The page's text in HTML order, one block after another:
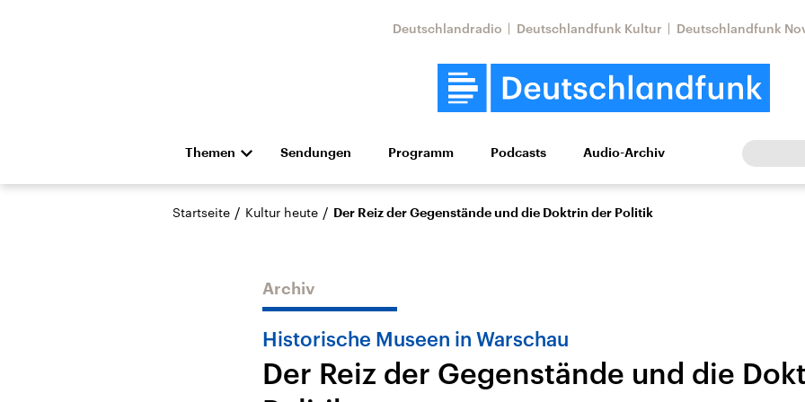
Deutschlandradio Deutschlandfunk Kultur Deutschlandfunk
Themen
Die Nachrichten Politik Wirtschaft Wissen Kultur Europa
Hörspiel und Feature Musik
Landtagswahl Sachsen-
USA
Nahostkonflikt
Iran
Sendungen Programm Podcasts Audio-Archiv
Startseite / Kultur heute / Der Reiz der Gegenstände und die Doktrin der Politik
Archiv
Historische Museen in Warschau
Der Reiz der Gegenstände und die